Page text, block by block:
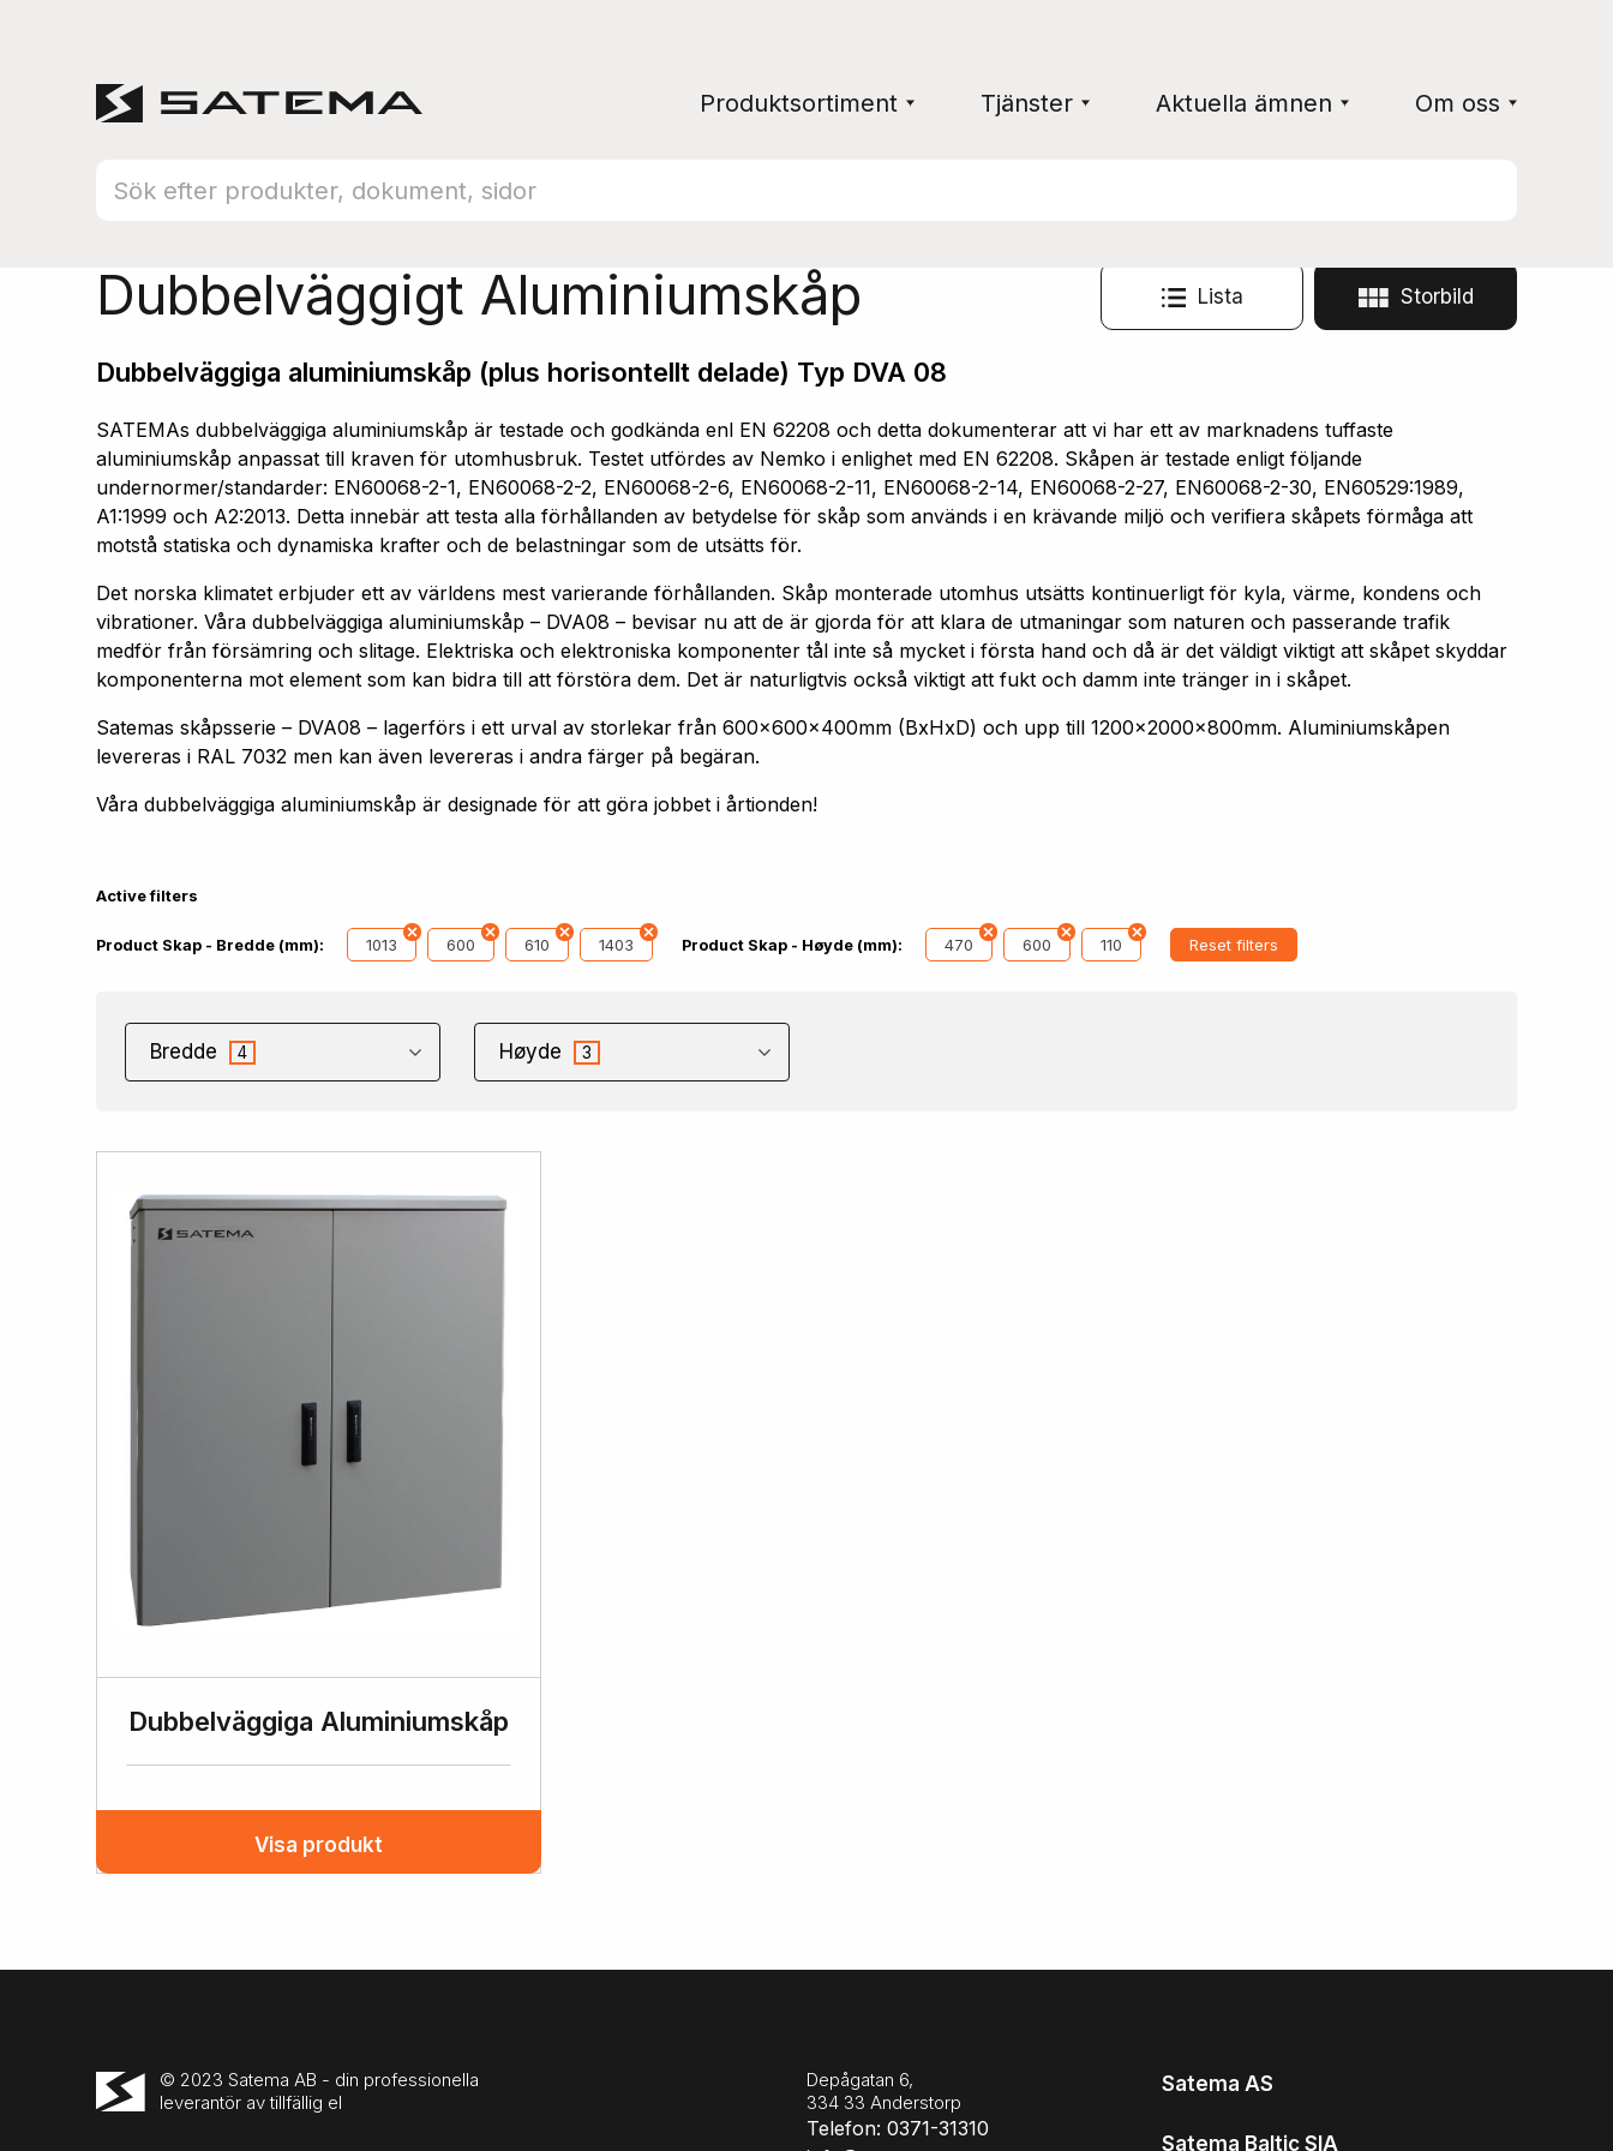
Produktsortiment Tjänster Aktuella ämnen Om oss
Hem Produktsortiment Aluminiumskåp
Dubbelväggigt Aluminiumskåp Lista Storbild
Dubbelväggiga aluminiumskåp (plus horisontellt delade) Typ DVA 08
SATEMAs dubbelväggiga aluminiumskåp är testade och godkända enl EN 62208 och detta dokumenterar att vi har ett av marknadens tuffaste
aluminiumskåp anpassat till kraven för utomhusbruk. Testet utfördes av Nemko i enlighet med EN 62208. Skåpen är testade enligt följande
undernormer/standarder: EN60068-2-1, EN60068-2-2, EN60068-2-6, EN60068-2-11, EN60068-2-14, EN60068-2-27, EN60068-2-30, EN60529:1989,
A1:1999 och A2:2013. Detta innebär att testa alla förhållanden av betydelse för skåp som används i en krävande miljö och verifiera skåpets förmåga att
motstå statiska och dynamiska krafter och de belastningar som de utsätts för.
Det norska klimatet erbjuder ett av världens mest varierande förhållanden. Skåp monterade utomhus utsätts kontinuerligt för kyla, värme, kondens och
vibrationer. Våra dubbelväggiga aluminiumskåp – DVA08 – bevisar nu att de är gjorda för att klara de utmaningar som naturen och passerande trafik
medför från försämring och slitage. Elektriska och elektroniska komponenter tål inte så mycket i första hand och då är det väldigt viktigt att skåpet skyddar
komponenterna mot element som kan bidra till att förstöra dem. Det är naturligtvis också viktigt att fukt och damm inte tränger in i skåpet.
Satemas skåpsserie – DVA08 – lagerförs i ett urval av storlekar från 600x600x400mm (BxHxD) och upp till 1200x2000x800mm. Aluminiumskåpen
levereras i RAL 7032 men kan även levereras i andra färger på begäran.
Våra dubbelväggiga aluminiumskåp är designade för att göra jobbet i årtionden!
Active filters
Product Skap - Bredde (mm): 1013 600 610 1403 Product Skap - Høyde (mm): 470 600 110 Reset filters
Bredde 4 Høyde 3
Dubbelväggiga Aluminiumskåp
Visa produkt
© 2023 Satema AB - din professionella
leverantör av tillfällig el
Depågatan 6,
334 33 Anderstorp
Telefon: 0371-31310
Satema AS
Satema Baltic SIA